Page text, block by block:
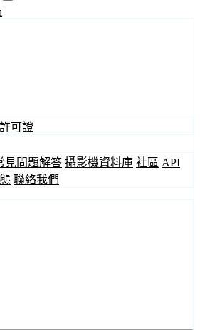
可證
見問題解答 攝影機資料庫 社區 API
聯絡我們